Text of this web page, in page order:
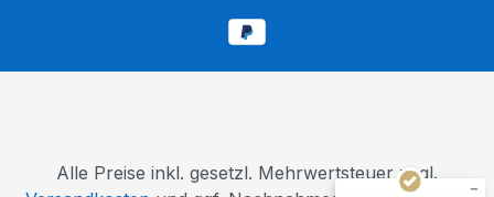
Alle Preise inkl. gesetzl. Mehrwertsteuer zzgl.
98
%
SEHR GUT
110
5.603